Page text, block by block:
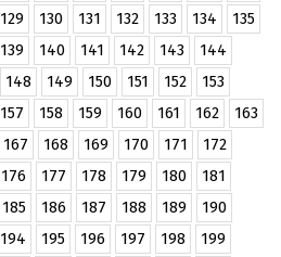
129 130 131 132 133 134
135
139 140 141 142 143
144
148 149 150 151 152
153
157 158 159 160 161 162
163
167 168 169 170 171
172
176 177 178 179 180
181
185 186 187 188 189
190
194 195 196 197 198
199